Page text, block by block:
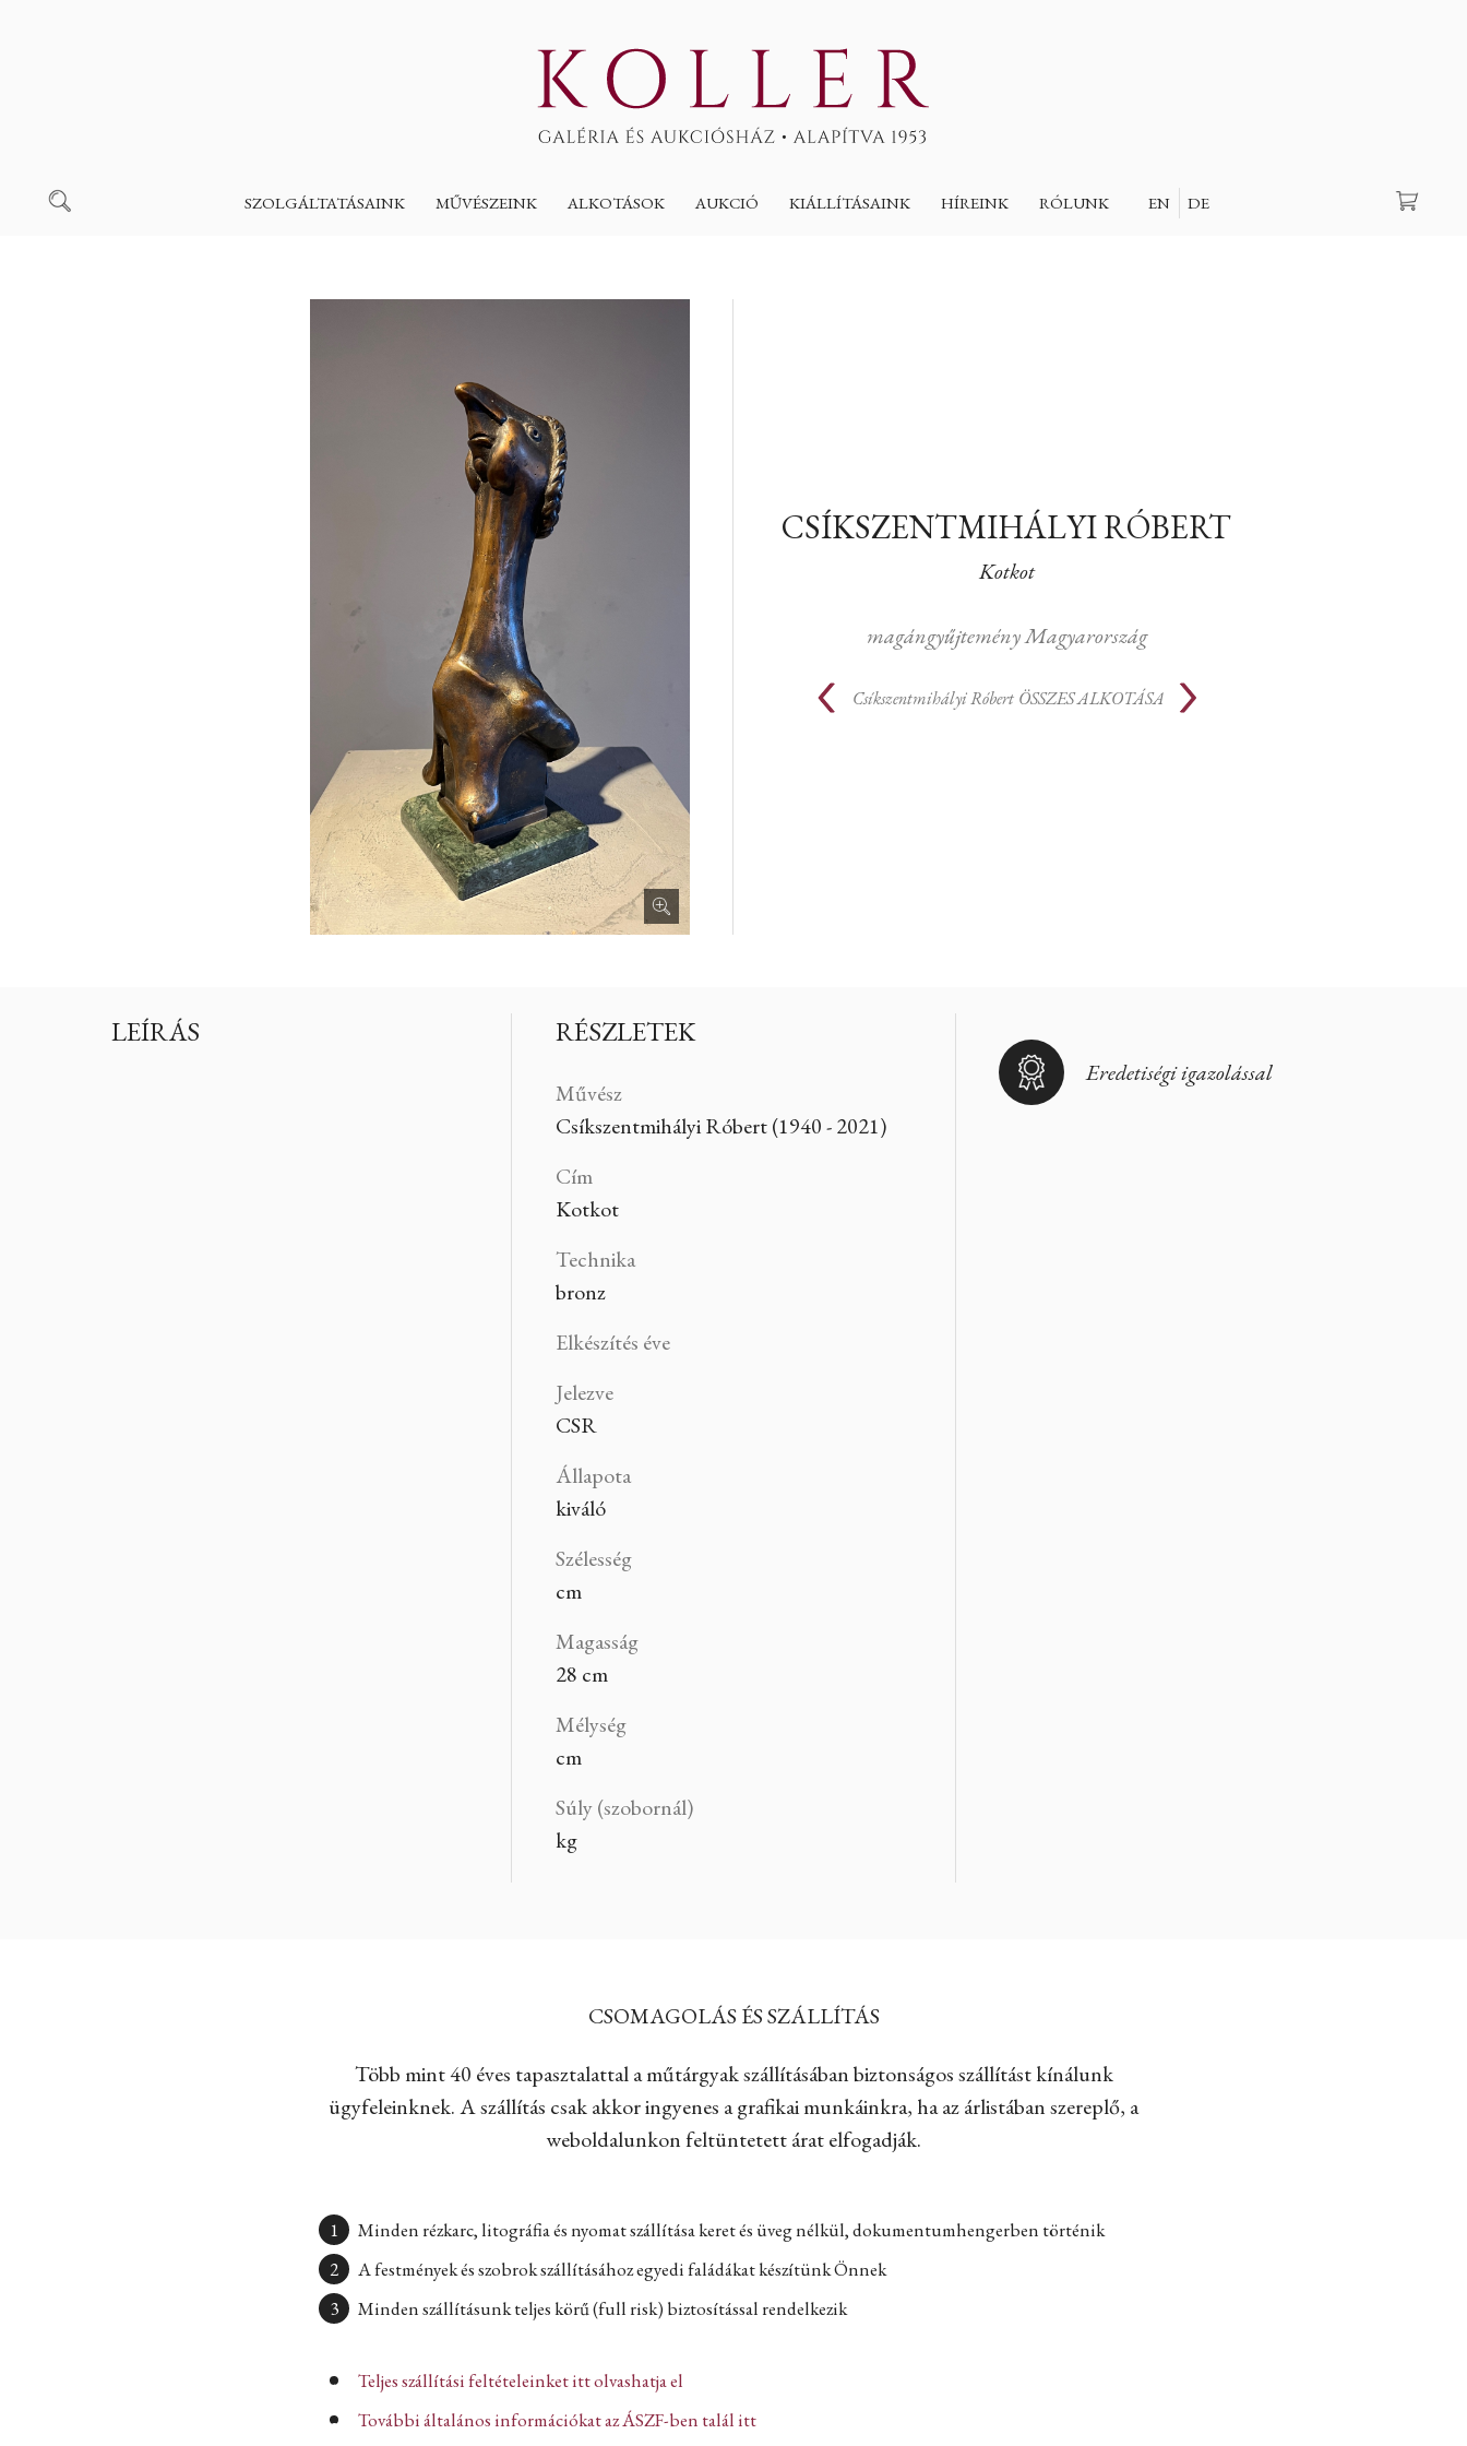
SZOLGÁLTATÁSAINK MŰVÉSZEINK ALKOTÁSOK AUKCIÓ KIÁLLÍTÁSAINK HÍREINK RÓLUNK EN DE
Keresés
CSÍKSZENTMIHÁLYI RÓBERT
Kotkot
magángyűjtemény Magyarország
Csíkszentmihályi Róbert ÖSSZES ALKOTÁSA
LEÍRÁS RÉSZLETEK
Művész
Csíkszentmihályi Róbert (1940 - 2021)
Cím
Kotkot
Technika
bronz
Elkészítés éve
Jelezve
CSR
Állapota
kiváló
Szélesség
cm
Magasság
28 cm
Mélység
cm
Súly (szobornál)
kg
Eredetiségi igazolással
CSOMAGOLÁS ÉS SZÁLLÍTÁS
Több mint 40 éves tapasztalattal a műtárgyak szállításában biztonságos szállítást kínálunk
ügyfeleinknek. A szállítás csak akkor ingyenes a grafikai munkáinkra, ha az árlistában szereplő, a
weboldalunkon feltüntetett árat elfogadják.
Minden rézkarc, litográfia és nyomat szállítása keret és üveg nélkül, dokumentumhengerben történik
A festmények és szobrok szállításához egyedi faládákat készítünk Önnek
Minden szállításunk teljes körű (full risk) biztosítással rendelkezik
Teljes szállítási feltételeinket itt olvashatja el
További általános információkat az ÁSZF-ben talál itt